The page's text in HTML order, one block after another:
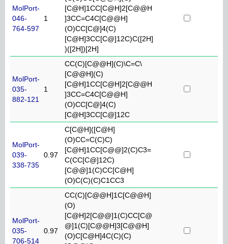
MolPort-
046-
764-597
1
[C@H]1CC[C@H]2[C@@H
]3CC=C4C[C@@H]
(O)CC[C@]4(C)
[C@H]3CC[C@]12C)C([2H]
)([2H])[2H]
MolPort-
035-
882-121
1
CC(C)[C@@H](C)\C=C\
[C@@H](C)
[C@H]1CC[C@H]2[C@@H
]3CC=C4C[C@@H]
(O)CC[C@]4(C)
[C@H]3CC[C@]12C
MolPort-
039-
338-735
0.97
C[C@H]([C@H]
(O)CC=C(C)C)
[C@H]1CC[C@@]2(C)C3=
C(CC[C@]12C)
[C@@]1(C)CC[C@H]
(O)C(C)(C)C1CC3
MolPort-
035-
706-514
0.97
CC(C)[C@@H]1C[C@@H]
(O)
[C@H]2[C@@]1(C)CC[C@
@]1(C)[C@@H]3[C@@H]
(O)C[C@H]4C(C)(C)